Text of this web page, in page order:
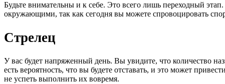
Будьте внимательны и к себе. Это всего лишь переходный
окружающими, так как сегодня вы можете спровоцировать
Стрелец
У вас будет напряженный день. Вы увидите, что количество
есть вероятность, что вы будете отставать, и это может
не успеть выполнить их вовремя.